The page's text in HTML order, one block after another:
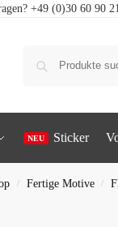
+49 (0)30 60 90
Sticker
/ Fertige Motive /